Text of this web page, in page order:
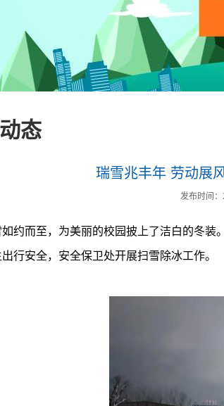
态
瑞雪兆丰年 劳动展
发布时间：
如约而至，为美丽的校园披上了洁白的冬装
行安全，安全保卫处开展扫雪除冰工作。